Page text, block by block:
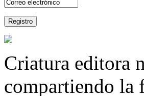
Criatura editora
compartiendo la